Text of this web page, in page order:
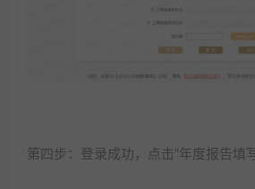
第四步：登录成功，点击“年度报告填写